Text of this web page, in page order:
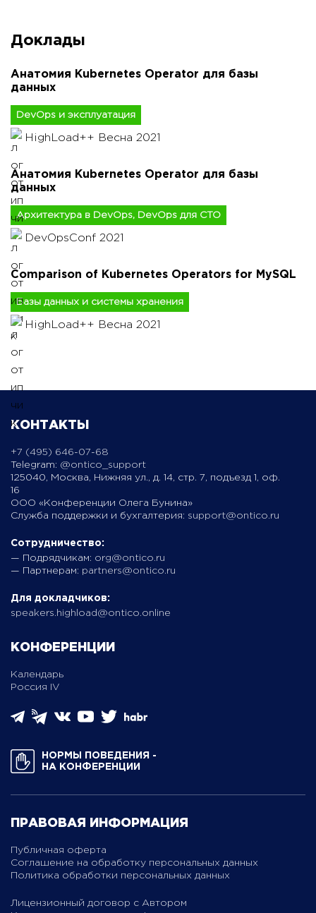
Доклады
Анатомия Kubernetes Operator для базы
данных
DevOps и эксплуатация
HighLoad++ Весна 2021
Анатомия Kubernetes Operator для базы
данных
Архитектура в DevOps, DevOps для CTO
DevOpsConf 2021
Comparison of Kubernetes Operators for MySQL
Базы данных и системы хранения
HighLoad++ Весна 2021
КОНТАКТЫ
+7 (495) 646-07-68
Telegram: @ontico_support
125040, Москва, Нижняя ул., д. 14, стр. 7, подъезд 1, оф.
16
ООО «Конференции Олега Бунина»
Служба поддержки и бухгалтерия: support@ontico.ru
Сотрудничество:
— Подрядчикам: org@ontico.ru
— Партнерам: partners@ontico.ru
Для докладчиков:
speakers.highload@ontico.online
КОНФЕРЕНЦИИ
Календарь
Россия IV
НОРМЫ ПОВЕДЕНИЯ ­
НА КОНФЕРЕНЦИИ
ПРАВОВАЯ ИНФОРМАЦИЯ
Публичная оферта
Соглашение на обработку персональных данных
Политика обработки персональных данных
Лицензионный договор с Автором